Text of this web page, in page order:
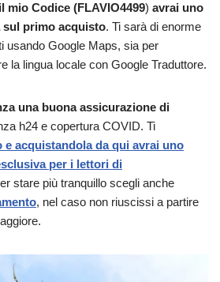
mio Codice (FLAVIO4499) avrai uno
primo acquisto. Ti sarà di enorme
usando Google Maps, sia per
la lingua locale con Google Traduttore.
una buona assicurazione di
h24 e copertura COVID. Ti
e acquistandola da qui avrai uno
per i lettori di
stare più tranquillo scegli anche
, nel caso non riuscissi a partire